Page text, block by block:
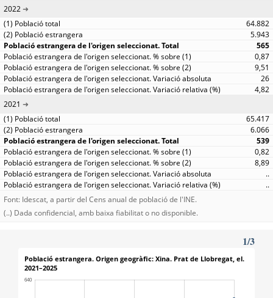
2022
64.882
5.943
565
0,87
9,51
26
4,82
2021
65.417
6.066
539
0,82
8,89
..
..
Font: Idescat, a partir del Cens anual de població de l'INE.
(..) Dada confidencial, amb baixa fiabilitat o no disponible.